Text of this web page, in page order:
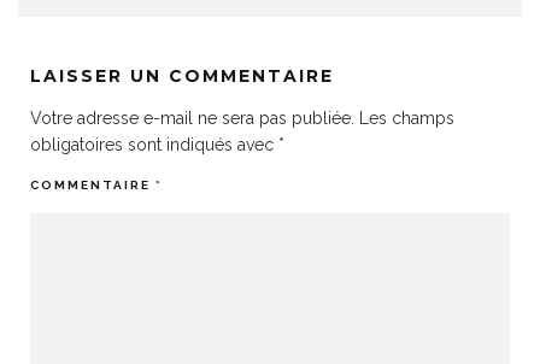
LAISSER UN COMMENTAIRE
Votre adresse e-mail ne sera pas publiée.
Les champs
obligatoires sont indiqués avec *
COMMENTAIRE *